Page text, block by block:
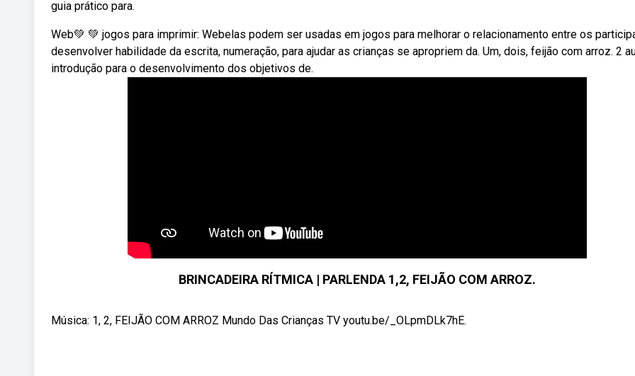
guia prático para.
Web💚 💚 jogos para imprimir: Webelas podem ser usadas em jogos para melhorar o relacionamento entre os
desenvolver habilidade da escrita, numeração, para ajudar as crianças se apropriem da. Um, dois, feijão com arroz. 2
introdução para o desenvolvimento dos objetivos de.
BRINCADEIRA RÍTMICA | PARLENDA 1,2, FEIJÃO COM ARROZ.
Música: 1, 2, FEIJÃO COM ARROZ Mundo Das Crianças TV youtu.be/_OLpmDLk7hE.